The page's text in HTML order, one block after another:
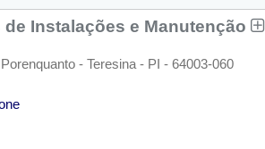
Instalações e Manutenção
- Teresina - PI - 64003-060